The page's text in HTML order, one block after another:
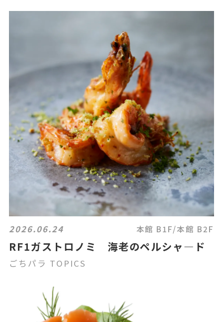
2026.06.24 本館 B1F/本館 B2F
RF1ガストロノミ 海老のペルシャ―ド
ごちパラ TOPICS